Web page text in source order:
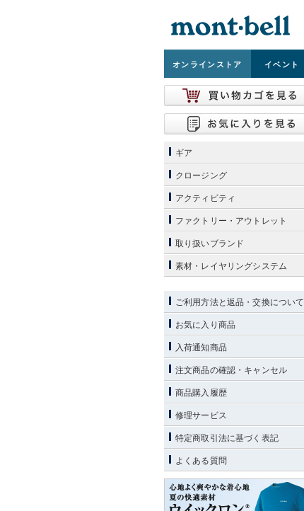
オンラインストア イベント
ギア
クロージング
アクティビティ
ファクトリー・アウトレット
取り扱いブランド
素材・レイヤリングシステム
ご利用方法と返品・交換について
お気に入り商品
入荷通知商品
注文商品の確認・キャンセル
商品購入履歴
修理サービス
特定商取引法に基づく表記
よくある質問